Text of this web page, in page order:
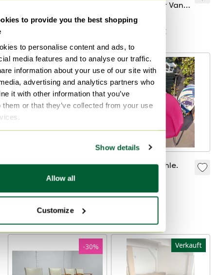
to provide you the best shopping
to personalise content and ads, to
media features and to analyse our traffic.
information about your use of our site with
advertising and analytics partners who
it with other information that you’ve
them or that they’ve collected from your use
Show details
Allow all
Customize
375 €
Bruno Ninaber Van
Eyben für Artifort,
4.350 €
Bieten ab 3.800 €
3x Artifort
Esszimmerstuhl
400 € 350 €
4 Artifort-Stühle.
Bieten ab 450 €
-30% Verkauft